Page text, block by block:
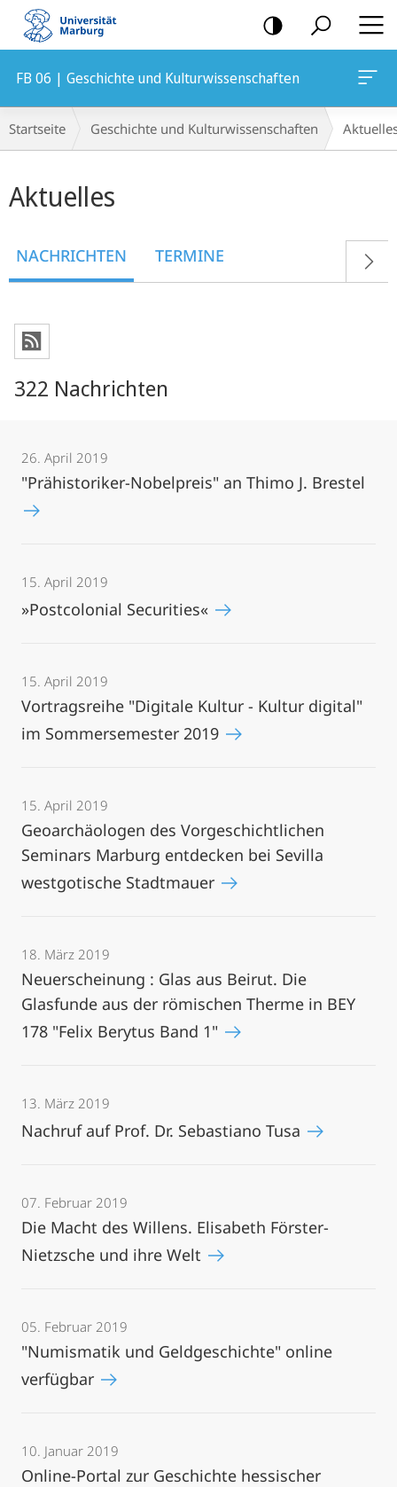
Mobile-
Navigation
FB 06 | Geschichte und Kulturwissenschaften
Breadcrumb-
Navigation
Startseite Geschichte und Kulturwissenschaften
Aktuelles
NACHRICHTEN TERMINE
322 Nachrichten
26. April 2019
"Prähistoriker-Nobelpreis" an Thimo J. Brestel
15. April 2019
»Postcolonial Securities«
15. April 2019
Vortragsreihe "Digitale Kultur - Kultur digital"
im Sommersemester 2019
15. April 2019
Geoarchäologen des Vorgeschichtlichen
Seminars Marburg entdecken bei Sevilla
westgotische Stadtmauer
18. März 2019
Neuerscheinung : Glas aus Beirut. Die
Glasfunde aus der römischen Therme in BEY
178 "Felix Berytus Band 1"
13. März 2019
Nachruf auf Prof. Dr. Sebastiano Tusa
07. Februar 2019
Die Macht des Willens. Elisabeth Förster-
Nietzsche und ihre Welt
05. Februar 2019
"Numismatik und Geldgeschichte" online
verfügbar
10. Januar 2019
Online-Portal zur Geschichte hessischer